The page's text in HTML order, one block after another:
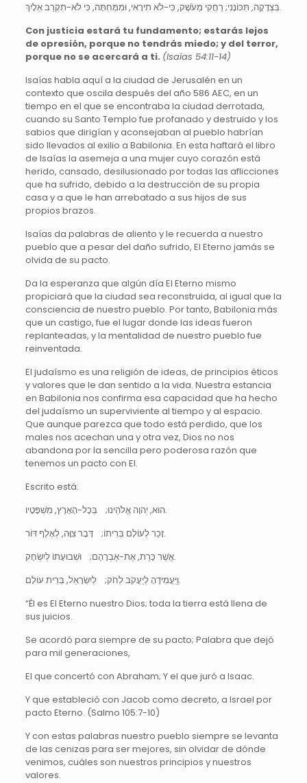
בִּצְדָקָה, תִּכּוֹנָנִי; רַחֲקִי מֵעֹשֶׁק, כִּי-לֹא תִירָאִי, וּמִמְּחִתָּה, כִּי לֹא-תִקְרַב אֵלָיִךְ.
Con justicia estará tu fundamento; estarás lejos
de opresión, porque no tendrás miedo; y del terror,
porque no se acercará a ti. (Isaías 54:11-14)
Isaías habla aquí a la ciudad de Jerusalén en un
contexto que oscila después del año 586 AEC, en un
tiempo en el que se encontraba la ciudad derrotada,
cuando su Santo Templo fue profanado y destruido y los
sabios que dirigían y aconsejaban al pueblo habrían
sido llevados al exilio a Babilonia. En esta haftará el libro
de Isaías la asemeja a una mujer cuyo corazón está
herido, cansado, desilusionado por todas las aflicciones
que ha sufrido, debido a la destrucción de su propia
casa y a que le han arrebatado a sus hijos de sus
propios brazos.
Isaías da palabras de aliento y le recuerda a nuestro
pueblo que a pesar del daño sufrido, El Eterno jamás se
olvida de su pacto.
Da la esperanza que algún día El Eterno mismo
propiciará que la ciudad sea reconstruida, al igual que la
consciencia de nuestro pueblo. Por tanto, Babilonia más
que un castigo, fue el lugar donde las ideas fueron
replanteadas, y la mentalidad de nuestro pueblo fue
reinventada.
El judaísmo es una religión de ideas, de principios éticos
y valores que le dan sentido a la vida. Nuestra estancia
en Babilonia nos confirma esa capacidad que ha hecho
del judaísmo un superviviente al tiempo y al espacio.
Que aunque parezca que todo está perdido, que los
males nos acechan una y otra vez, Dios no nos
abandona por la sencilla pero poderosa razón que
tenemos un pacto con El.
Escrito está:
הוּא, יְהוָה אֱלֹהֵינוּ; בְּכָל-הָאָרֶץ, מִשְׁפָּטָיו.
זָכַר לְעוֹלָם בְּרִיתוֹ; דָּבָר צִוָּה, לְאֶלֶף דּוֹר.
אֲשֶׁר כָּרַת, אֶת-אַבְרָהָם; וּשְׁבוּעָתוֹ לְיִשְׂחָק.
וַיַּעֲמִידֶהָ לְיַעֲקֹב לְחֹק; לְיִשְׂרָאֵל, בְּרִית עוֹלָם.
“Él es El Eterno nuestro Dios; toda la tierra está llena de
sus juicios.
Se acordó para siempre de su pacto; Palabra que dejó
para mil generaciones,
El que concertó con Abraham; Y el que juró a Isaac.
Y que estableció con Jacob como decreto, a Israel por
pacto Eterno. (Salmo 105:7-10)
Y con estas palabras nuestro pueblo siempre se levanta
de las cenizas para ser mejores, sin olvidar de dónde
venimos, cuáles son nuestros principios y nuestros
valores.